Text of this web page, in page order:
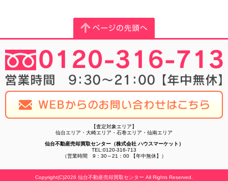
【査定対象エリア】
仙台エリア・大崎エリア・石巻エリア・仙南エリア
仙台不動産売却買取センター（株式会社 ハウスマーケット）
TEL:0120-316-713
（営業時間 9：30～21：00 【年中無休】）
Copyright(C)2026 仙台不動産売却買取センター All Rights Reserved.